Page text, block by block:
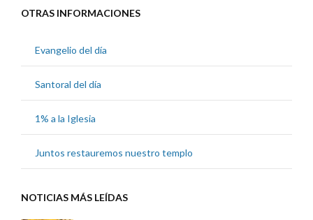
OTRAS INFORMACIONES
Evangelio del día
Santoral del día
1% a la Iglesia
Juntos restauremos nuestro templo
NOTICIAS MÁS LEÍDAS